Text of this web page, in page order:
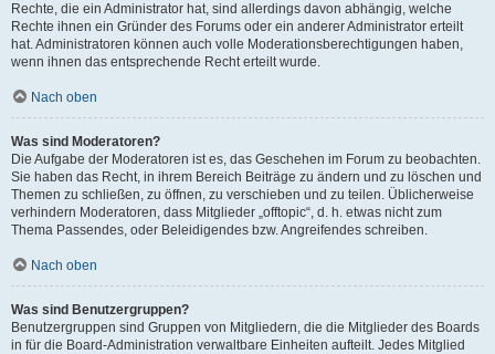
Rechte, die ein Administrator hat, sind allerdings davon abhängig, welche
Rechte ihnen ein Gründer des Forums oder ein anderer Administrator erteilt
hat. Administratoren können auch volle Moderationsberechtigungen haben,
wenn ihnen das entsprechende Recht erteilt wurde.
Nach oben
Was sind Moderatoren?
Die Aufgabe der Moderatoren ist es, das Geschehen im Forum zu beobachten.
Sie haben das Recht, in ihrem Bereich Beiträge zu ändern und zu löschen und
Themen zu schließen, zu öffnen, zu verschieben und zu teilen. Üblicherweise
verhindern Moderatoren, dass Mitglieder „offtopic“, d. h. etwas nicht zum
Thema Passendes, oder Beleidigendes bzw. Angreifendes schreiben.
Nach oben
Was sind Benutzergruppen?
Benutzergruppen sind Gruppen von Mitgliedern, die die Mitglieder des Boards
in für die Board-Administration verwaltbare Einheiten aufteilt. Jedes Mitglied